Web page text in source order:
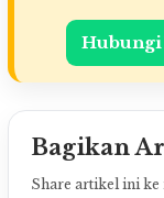
Hubungi
Bagikan
Share artikel ini